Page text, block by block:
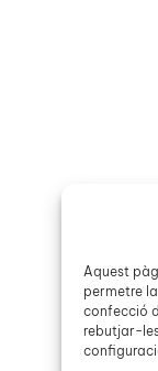
Aquest
permetre
confecció
rebutjar-